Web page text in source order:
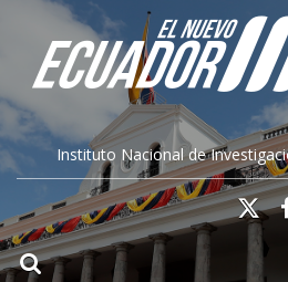
Instituto Nacional de